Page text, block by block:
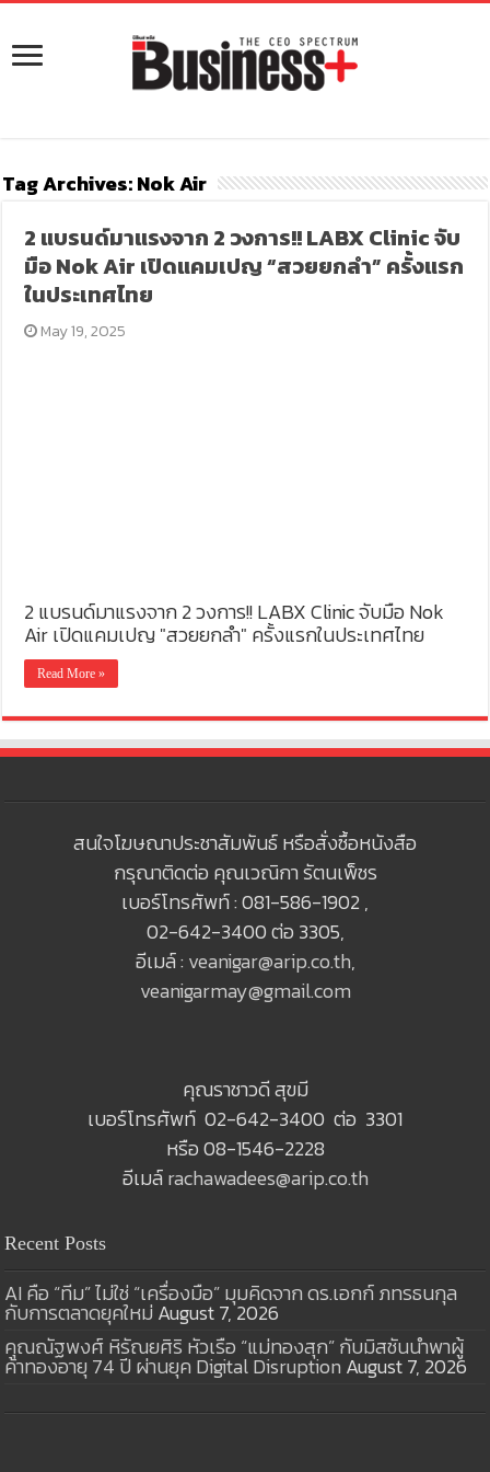
Tag Archives:Nok Air
2 แบรนด์มาแรงจาก 2 วงการ!! LABX Clinic จับ
มือ Nok Air เปิดแคมเปญ “สวยยกลำ” ครั้งแรก
ในประเทศไทย
May 19, 2025
2 แบรนด์มาแรงจาก 2 วงการ!! LABX Clinic จับมือ Nok
Air เปิดแคมเปญ "สวยยกลำ" ครั้งแรกในประเทศไทย
Read More »
สนใจโฆษณาประชาสัมพันธ์ หรือสั่งซื้อหนังสือ
กรุณาติดต่อ คุณเวณิกา รัตนเพ็ชร
เบอร์โทรศัพท์ : 081-586-1902 ,
02-642-3400 ต่อ 3305,
อีเมล์ : veanigar@arip.co.th,
veanigarmay@gmail.com
คุณราชาวดี สุขมี
เบอร์โทรศัพท์ 02-642-3400 ต่อ 3301
หรือ 08-1546-2228
อีเมล์rachawadees@arip.co.th
Recent Posts
AI คือ “ทีม” ไม่ใช่ “เครื่องมือ” มุมคิดจาก ดร.เอกก์ ภทรธนกุล
กับการตลาดยุคใหม่ August 7, 2026
คุณณัฐพงศ์ หิรัณยศิริ หัวเรือ “แม่ทองสุก” กับมิสชันนำพาผู้
ค้าทองอายุ 74 ปี ผ่านยุค Digital Disruption August 7, 2026